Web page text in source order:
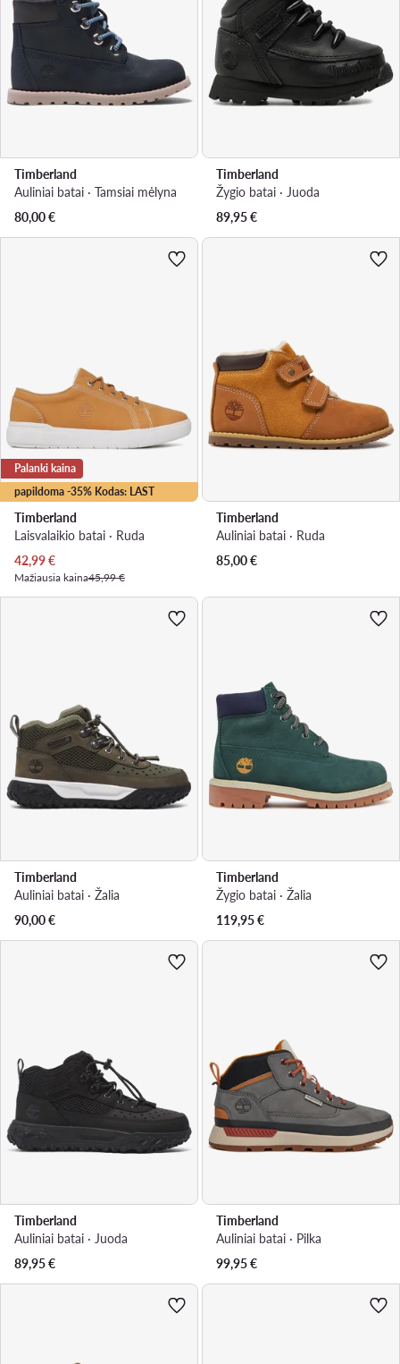
Timberland
Auliniai batai · Tamsiai mėlyna
80,00€
Timberland
Žygio batai · Juoda
89,95€
papildoma -35% Kodas: LAST
Palanki kaina
Timberland
Laisvalaikio batai · Ruda
Dabartinė kaina
42,99€
Mažiausia kaina45,99 €
Timberland
Auliniai batai · Ruda
85,00€
Timberland
Auliniai batai · Žalia
90,00€
Timberland
Žygio batai · Žalia
119,95€
Timberland
Auliniai batai · Juoda
89,95€
Timberland
Auliniai batai · Pilka
99,95€